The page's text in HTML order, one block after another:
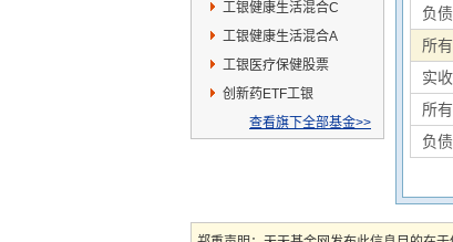
工银健康生活混合C
工银健康生活混合A
工银医疗保健股票
创新药ETF工银
查看旗下全部基金>>
负
所
实
所
负